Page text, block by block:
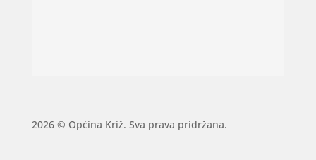
2026 © Općina Križ. Sva prava pridržana.